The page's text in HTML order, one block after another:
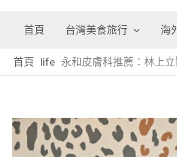
首頁 台灣美食旅行 海
首頁 life 永和皮膚科推薦：林上